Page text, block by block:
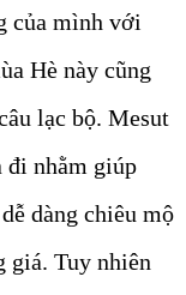
của mình với
Hè này cũng
lạc bộ. Mesut
đi nhằm giúp
dàng chiêu mộ
giá. Tuy nhiên